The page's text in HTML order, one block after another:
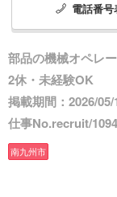
電話番号
部品の機械オペレ
2休・未経験OK
掲載期間：2026/05/
仕事No.recruit/
南九州市